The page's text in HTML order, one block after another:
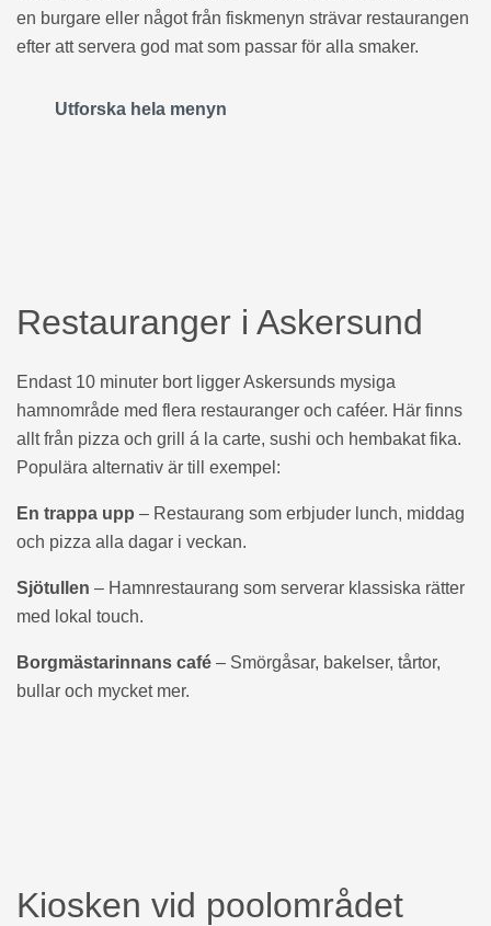
en burgare eller något från fiskmenyn strävar restaurangen
efter att servera god mat som passar för alla smaker.
Utforska hela menyn
Restauranger i Askersund
Endast 10 minuter bort ligger Askersunds mysiga
hamnområde med flera restauranger och caféer. Här finns
allt från pizza och grill á la carte, sushi och hembakat fika.
Populära alternativ är till exempel:
En trappa upp – Restaurang som erbjuder lunch, middag
och pizza alla dagar i veckan.
Sjötullen – Hamnrestaurang som serverar klassiska rätter
med lokal touch.
Borgmästarinnans café – Smörgåsar, bakelser, tårtor,
bullar och mycket mer.
Kiosken vid poolområdet